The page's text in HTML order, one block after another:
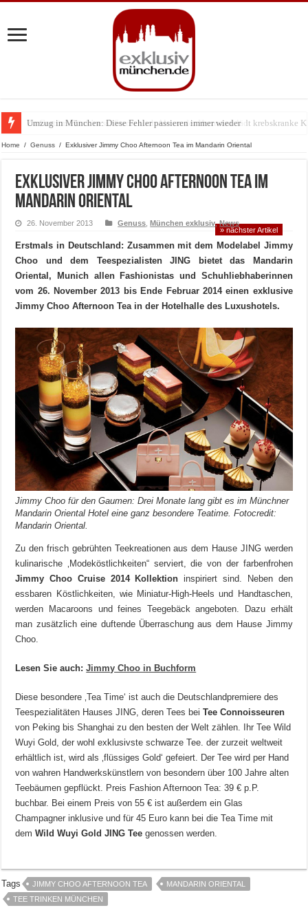
Umzug in München: Diese Fehler passieren immer wieder
Zu Gast im Fränk’ness: Sternekoch Alexander Herrmann lädt krebskranke
Home / Genuss / Exklusiver Jimmy Choo Afternoon Tea im Mandarin Oriental
Exklusiver Jimmy Choo Afternoon Tea im
Mandarin Oriental
26. November 2013 Genuss ,München exklusiv,News
» nächster Artikel
Erstmals in Deutschland: Zusammen mit dem Modelabel Jimmy
Choo und dem Teespezialisten JING bietet das Mandarin
Oriental, Munich allen Fashionistas und Schuhliebhaberinnen
vom 26. November 2013 bis Ende Februar 2014 einen exklusive
Jimmy Choo Afternoon Tea in der Hotelhalle des Luxushotels.
Jimmy Choo für den Gaumen: Drei Monate lang gibt es im Münchner
Mandarin Oriental Hotel eine ganz besondere Teatime. Fotocredit:
Mandarin Oriental.
Zu den frisch gebrühten Teekreationen aus dem Hause JING werden
kulinarische ‚Modeköstlichkeiten“ serviert, die von der farbenfrohen
Jimmy Choo Cruise 2014 Kollektion inspiriert sind. Neben den
essbaren Köstlichkeiten, wie Miniatur-High-Heels und Handtaschen,
werden Macaroons und feines Teegebäck angeboten. Dazu erhält
man zusätzlich eine duftende Überraschung aus dem Hause Jimmy
Choo.
Lesen Sie auch:Jimmy Choo in Buchform
Diese besondere ‚Tea Time‘ ist auch die Deutschlandpremiere des
Teespezialitäten Hauses JING, deren Tees beiTee Connoisseuren
von Peking bis Shanghai zu den besten der Welt zählen. Ihr Tee Wild
Wuyi Gold, der wohl exklusivste schwarze Tee. der zurzeit weltweit
erhältlich ist, wird als ‚flüssiges Gold‘ gefeiert. Der Tee wird per Hand
von wahren Handwerkskünstlern von besondern über 100 Jahre alten
Teebäumen gepflückt. Preis Fashion Afternoon Tea: 39 € p.P.
buchbar. Bei einem Preis von 55 € ist außerdem ein Glas
Champagner inklusive und für 45 Euro kann bei die Tea Time mit
demWild Wuyi Gold JING Tee genossen werden.
Tags JIMMY CHOO AFTERNOON TEA
MANDARIN ORIENTAL
TEE TRINKEN MÜNCHEN